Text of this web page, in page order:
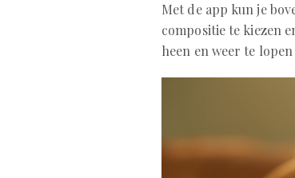
Met de app kun je
compositie te kiezen
heen en weer te